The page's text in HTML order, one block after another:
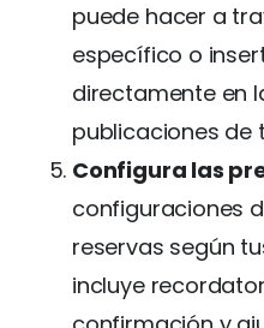
puede hacer a
específico o
directamente en
publicaciones de
Configura las
configuraciones
reservas según
incluye